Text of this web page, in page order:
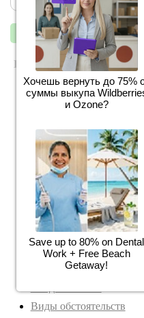
Хочешь вернуть до 75%
суммы выкупа
и Ozone?
Save up to 80% on Dental
Work + Free Beach
Getaway!
« предыдущий
ПОХОЖИЕ
Машины служат
предложение по членам
Не печь кормит, а руки.
предложения...
Неизвестный мастер
игры а у мандолины
синтаксический
Виды обстоятельств